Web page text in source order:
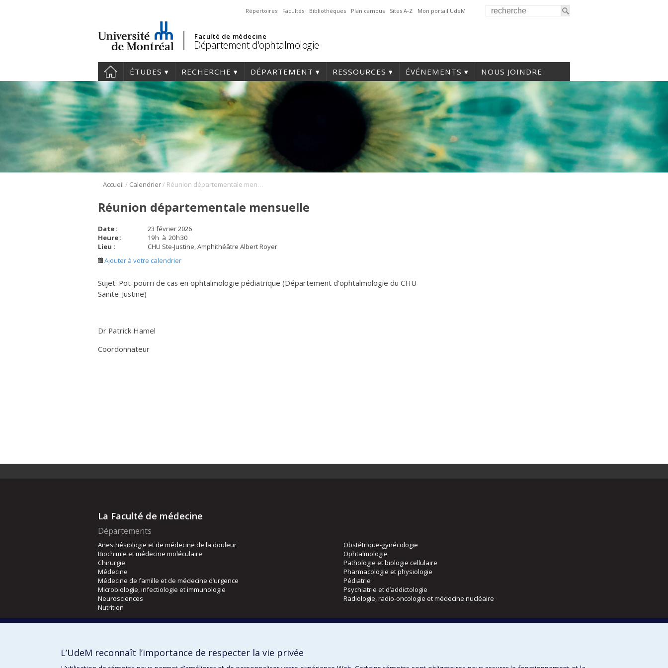
Répertoires Facultés Bibliothèques Plan campus Sites A-Z Mon portail UdeM
Faculté de médecine
Département d'ophtalmologie
ÉTUDES RECHERCHE DÉPARTEMENT RESSOURCES ÉVÉNEMENTS NOUS JOINDRE
Accueil / Calendrier/ Réunion départementale mensuelle
Réunion départementale mensuelle
Date :
23 février 2026
Heure :
19h à 20h30
Lieu :
CHU Ste-Justine, Amphithéâtre Albert Royer
Ajouter à votre calendrier
Sujet: Pot-pourri de cas en ophtalmologie pédiatrique (Département d’ophtalmologie du CHU
Sainte-Justine)
Dr Patrick Hamel
Coordonnateur
La Faculté de médecine
Départements
Anesthésiologie et de médecine de la douleur
Biochimie et médecine moléculaire
Chirurgie
Médecine
Médecine de famille et de médecine d’urgence
Microbiologie, infectiologie et immunologie
Neurosciences
Nutrition
Obstétrique-gynécologie
Ophtalmologie
Pathologie et biologie cellulaire
Pharmacologie et physiologie
Pédiatrie
Psychiatrie et d’addictologie
Radiologie, radio-oncologie et médecine nucléaire
Orthophonie et audiologie
L’UdeM reconnaît l’importance de respecter la vie privée